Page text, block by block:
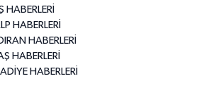
HABERLERİ
HABERLERİ
HABERLERİ
HABERLERİ
HABERLERİ